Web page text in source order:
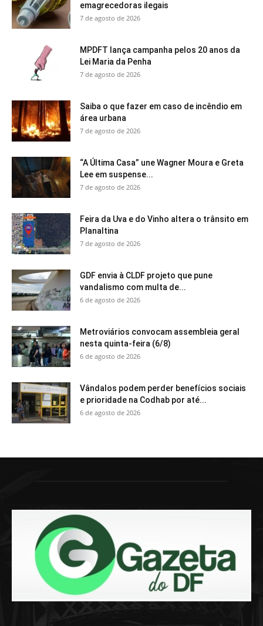
emagrecedoras ilegais
7 de agosto de 2026
MPDFT lança campanha pelos 20 anos da
Lei Maria da Penha
7 de agosto de 2026
Saiba o que fazer em caso de incêndio em
área urbana
7 de agosto de 2026
“A Última Casa” une Wagner Moura e Greta
Lee em suspense...
7 de agosto de 2026
Feira da Uva e do Vinho altera o trânsito em
Planaltina
7 de agosto de 2026
GDF envia à CLDF projeto que pune
vandalismo com multa de...
6 de agosto de 2026
Metroviários convocam assembleia geral
nesta quinta-feira (6/8)
6 de agosto de 2026
Vândalos podem perder benefícios sociais
e prioridade na Codhab por até...
6 de agosto de 2026